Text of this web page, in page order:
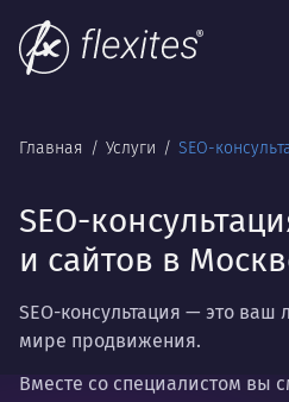
Главная Услуги SEO-
SEO-
и сайтов в
SEO-консультация — это ваш
мире продвижения.
Вместе со специалистом вы